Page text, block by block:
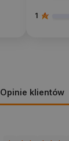
1
Opinie klientów